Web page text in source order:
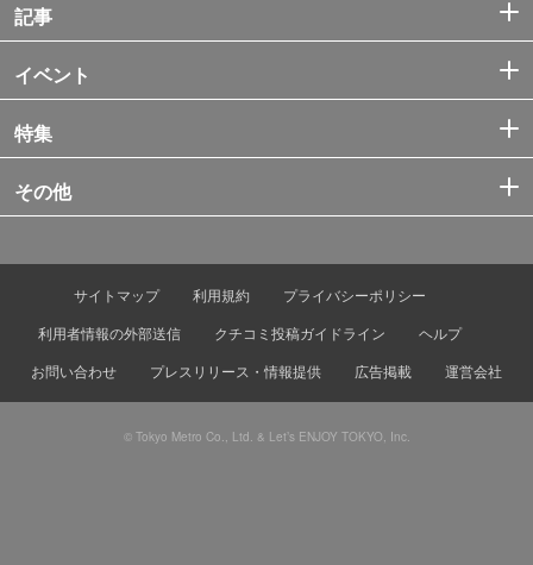
記事
イベント
特集
その他
サイトマップ 利用規約
プライバシーポリシー
利用者情報の外部送信
クチコミ投稿ガイドライン
ヘルプ
お問い合わせ
プレスリリース・情報提供 広告掲載 運営会社
© Tokyo Metro Co., Ltd. & Let’s ENJOY TOKYO, Inc.